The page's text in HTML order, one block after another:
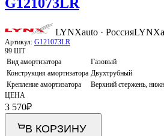
G121073LR
LYNXauto · Россия
Артикул: G121073LR
99 ШТ
Вид амортизатора
Газовый
Конструкция амортизатора Двухтрубный
Крепление амортизатора
Верхний стержень,
ЦЕНА
3 570₽
В КОРЗИНУ